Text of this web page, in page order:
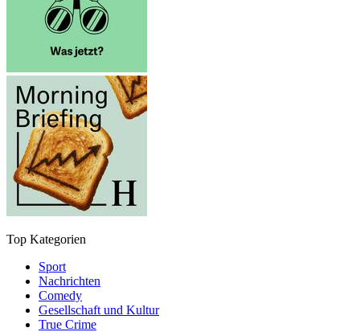
Top Kategorien
Sport
Nachrichten
Comedy
Gesellschaft und Kultur
True Crime